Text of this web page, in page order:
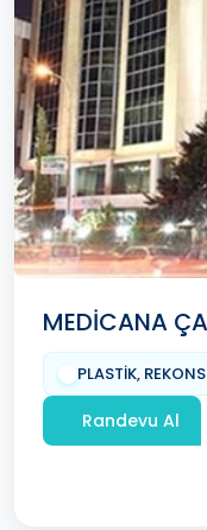
MEDİCANA
PLASTİK,
Randevu Al